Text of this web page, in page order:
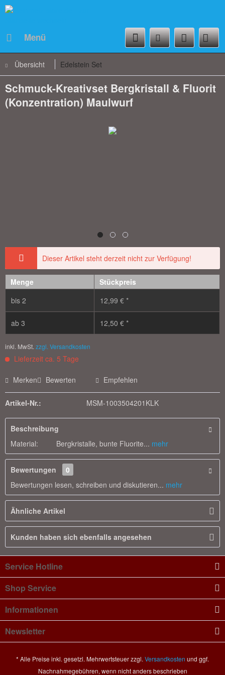
Menü
Übersicht Edelstein Set
Schmuck-Kreativset Bergkristall & Fluorit
(Konzentration) Maulwurf
Dieser Artikel steht derzeit nicht zur Verfügung!
Menge
Stückpreis
bis 2 12,99 € *
ab 3 12,50 € *
inkl. MwSt. zzgl. Versandkosten
Lieferzeit ca. 5 Tage
Merken Bewerten Empfehlen
Artikel-Nr.: MSM-1003504201KLK
Beschreibung
Material: Bergkristalle, bunte Fluorite... mehr
Bewertungen
0
Bewertungen lesen, schreiben und diskutieren... mehr
Ähnliche Artikel
Kunden haben sich ebenfalls angesehen
Service Hotline
Shop Service
Informationen
Newsletter
* Alle Preise inkl. gesetzl. Mehrwertsteuer zzgl. Versandkosten und ggf.
Nachnahmegebühren, wenn nicht anders beschrieben